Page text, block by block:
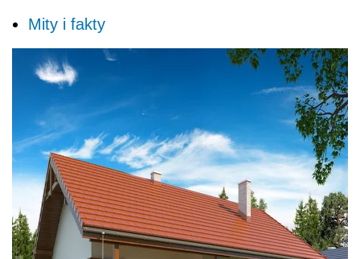
Mity i fakty